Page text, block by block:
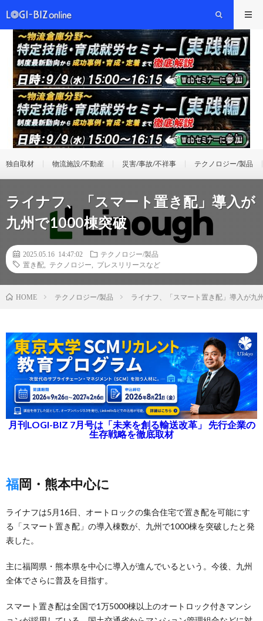
独自取材 物流施設/不動産 災害/事故/不祥事 テクノロジー/製品
ライナフ、「スマート置き配」導入が
九州で1000棟突破
2025.05.16 14:47:02
テクノロジー/製品
置き配
テクノロジー プレスリリースなど
HOME テクノロジー/製品 ライナフ、「スマート置き配」導入が九
月刊LOGI-BIZ 7月号は「未来を創る輸送改革」 先行企業の
生存戦略を徹底取材
福岡・熊本中心に
ライナフは5月16日、オートロックの集合住宅で置き配を可能にす
る「スマート置き配」の導入棟数が、九州で1000棟を突破したと発
表した。
主に福岡県・熊本県を中心に導入が進んでいるという。今後、九州
全体でさらに普及を目指す。
スマート置き配は全国で1万5000棟以上のオートロック付きマンシ